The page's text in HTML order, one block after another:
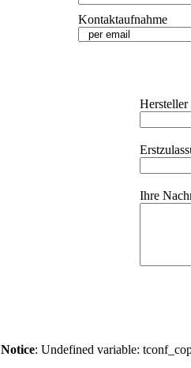
Kontaktaufnahme
Hersteller
Ihre
Notice: Undefined variable: